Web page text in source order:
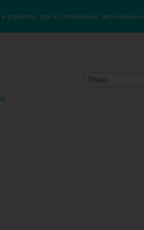
для её потребления дистанционно.